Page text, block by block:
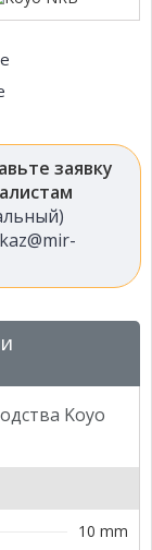
заявку
Koyo
10 mm